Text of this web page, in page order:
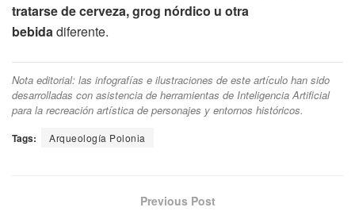
tratarse de cerveza,grog nórdico u otra
bebidadiferente.
Nota editorial: las infografías e ilustraciones de este artículo han sido
desarrolladas con asistencia de herramientas de Inteligencia Artificial
para la recreación artística de personajes y entornos históricos.
Tags: Arqueología Polonia
Previous Post